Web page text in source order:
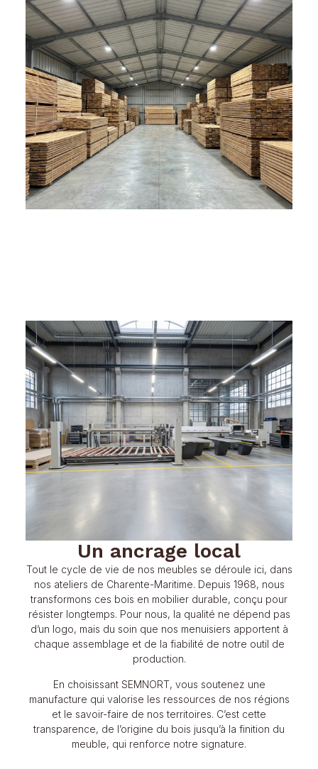
Un ancrage local
Tout le cycle de vie de nos meubles se déroule ici, dans
nos ateliers de Charente-Maritime. Depuis 1968, nous
transformons ces bois en mobilier durable, conçu pour
résister longtemps. Pour nous, la qualité ne dépend pas
d’un logo, mais du soin que nos menuisiers apportent à
chaque assemblage et de la fiabilité de notre outil de
production.
En choisissant SEMNORT, vous soutenez une
manufacture qui valorise les ressources de nos régions
et le savoir-faire de nos territoires. C’est cette
transparence, de l’origine du bois jusqu’à la finition du
meuble, qui renforce notre signature.